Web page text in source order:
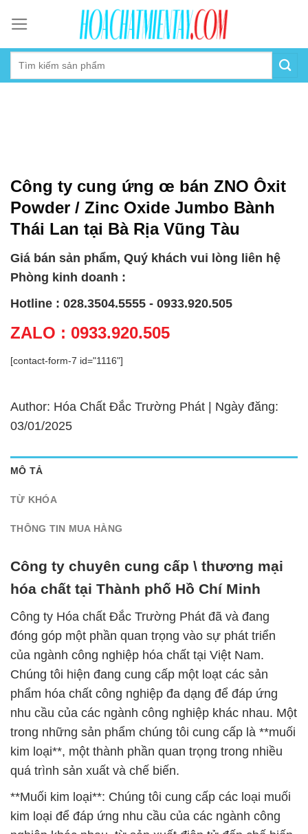
content
Công ty cung ứng œ bán ZNO Ôxit
Powder / Zinc Oxide Jumbo Bành
Thái Lan tại Bà Rịa Vũng Tàu
Giá bán sản phẩm, Quý khách vui lòng liên hệ
Phòng kinh doanh :
Hotline : 028.3504.5555 - 0933.920.505
ZALO : 0933.920.505
[contact-form-7 id="1116"]
Author: Hóa Chất Đắc Trường Phát | Ngày đăng:
03/01/2025
MÔ TẢ
TỪ KHÓA
THÔNG TIN MUA HÀNG
Công ty chuyên cung cấp \ thương mại
hóa chất tại Thành phố Hồ Chí Minh
Công ty Hóa chất Đắc Trường Phát đã và đang
đóng góp một phần quan trọng vào sự phát triển
của ngành công nghiệp hóa chất tại Việt Nam.
Chúng tôi hiện đang cung cấp một loạt các sản
phẩm hóa chất công nghiệp đa dạng để đáp ứng
nhu cầu của các ngành công nghiệp khác nhau. Một
trong những sản phẩm chúng tôi cung cấp là **muối
kim loại**, một thành phần quan trọng trong nhiều
quá trình sản xuất và chế biến.
**Muối kim loại**: Chúng tôi cung cấp các loại muối
kim loại để đáp ứng nhu cầu của các ngành công